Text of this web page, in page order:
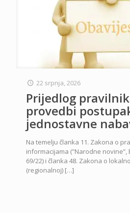
22 srpnja, 2026
Prijedlog
provedbi
jednostavne
Na temelju članka 11. Zakona o
informacijama (”Narodne novine”,
69/22) i članka 48. Zakona o
(regionalnoj) […]